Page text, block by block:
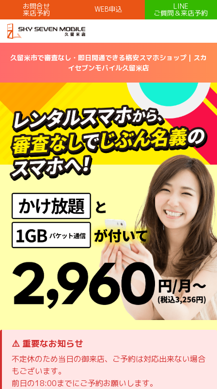
お問合せ
来店予約 WEB申込 LINE
ご質問＆来店予約
久留米市で審査なし・即日開通できる格安スマホショップ｜スカ
イセブンモバイル久留米店
⚠️ 重要なお知らせ
不定休のため当日の御来店、ご予約は対応出来ない場合
もございます。
前日の18:00までにご予約お願いします。